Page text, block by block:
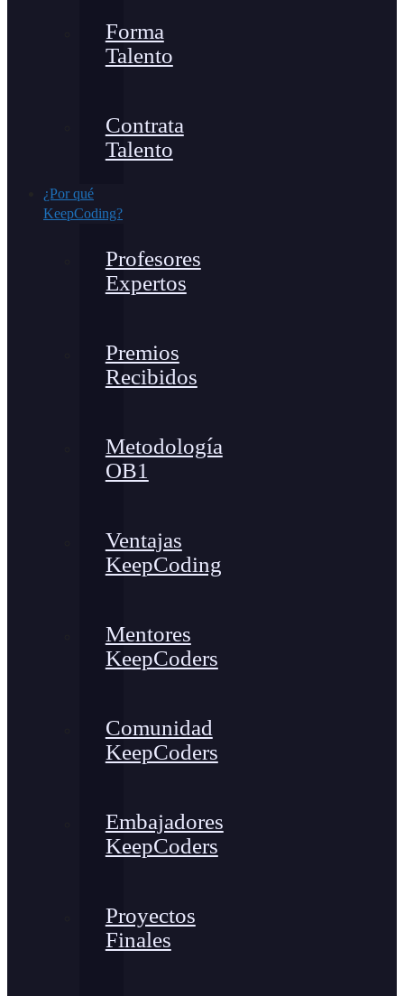
Forma
Talento
Contrata
Talento
¿Por qué
KeepCoding?
Profesores
Expertos
Premios
Recibidos
Metodología
OB1
Ventajas
KeepCoding
Mentores
KeepCoders
Comunidad
KeepCoders
Embajadores
KeepCoders
Proyectos
Finales